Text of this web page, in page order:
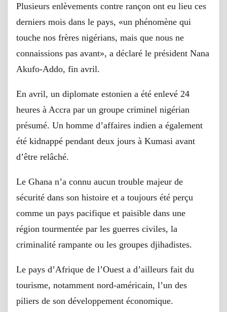
Plusieurs enlèvements contre rançon ont eu lieu ces
derniers mois dans le pays, «un phénomène qui
touche nos frères nigérians, mais que nous ne
connaissions pas avant», a déclaré le président Nana
Akufo-Addo, fin avril.
En avril, un diplomate estonien a été enlevé 24
heures à Accra par un groupe criminel nigérian
présumé. Un homme d’affaires indien a également
été kidnappé pendant deux jours à Kumasi avant
d’être relâché.
Le Ghana n’a connu aucun trouble majeur de
sécurité dans son histoire et a toujours été perçu
comme un pays pacifique et paisible dans une
région tourmentée par les guerres civiles, la
criminalité rampante ou les groupes djihadistes.
Le pays d’Afrique de l’Ouest a d’ailleurs fait du
tourisme, notamment nord-américain, l’un des
piliers de son développement économique.